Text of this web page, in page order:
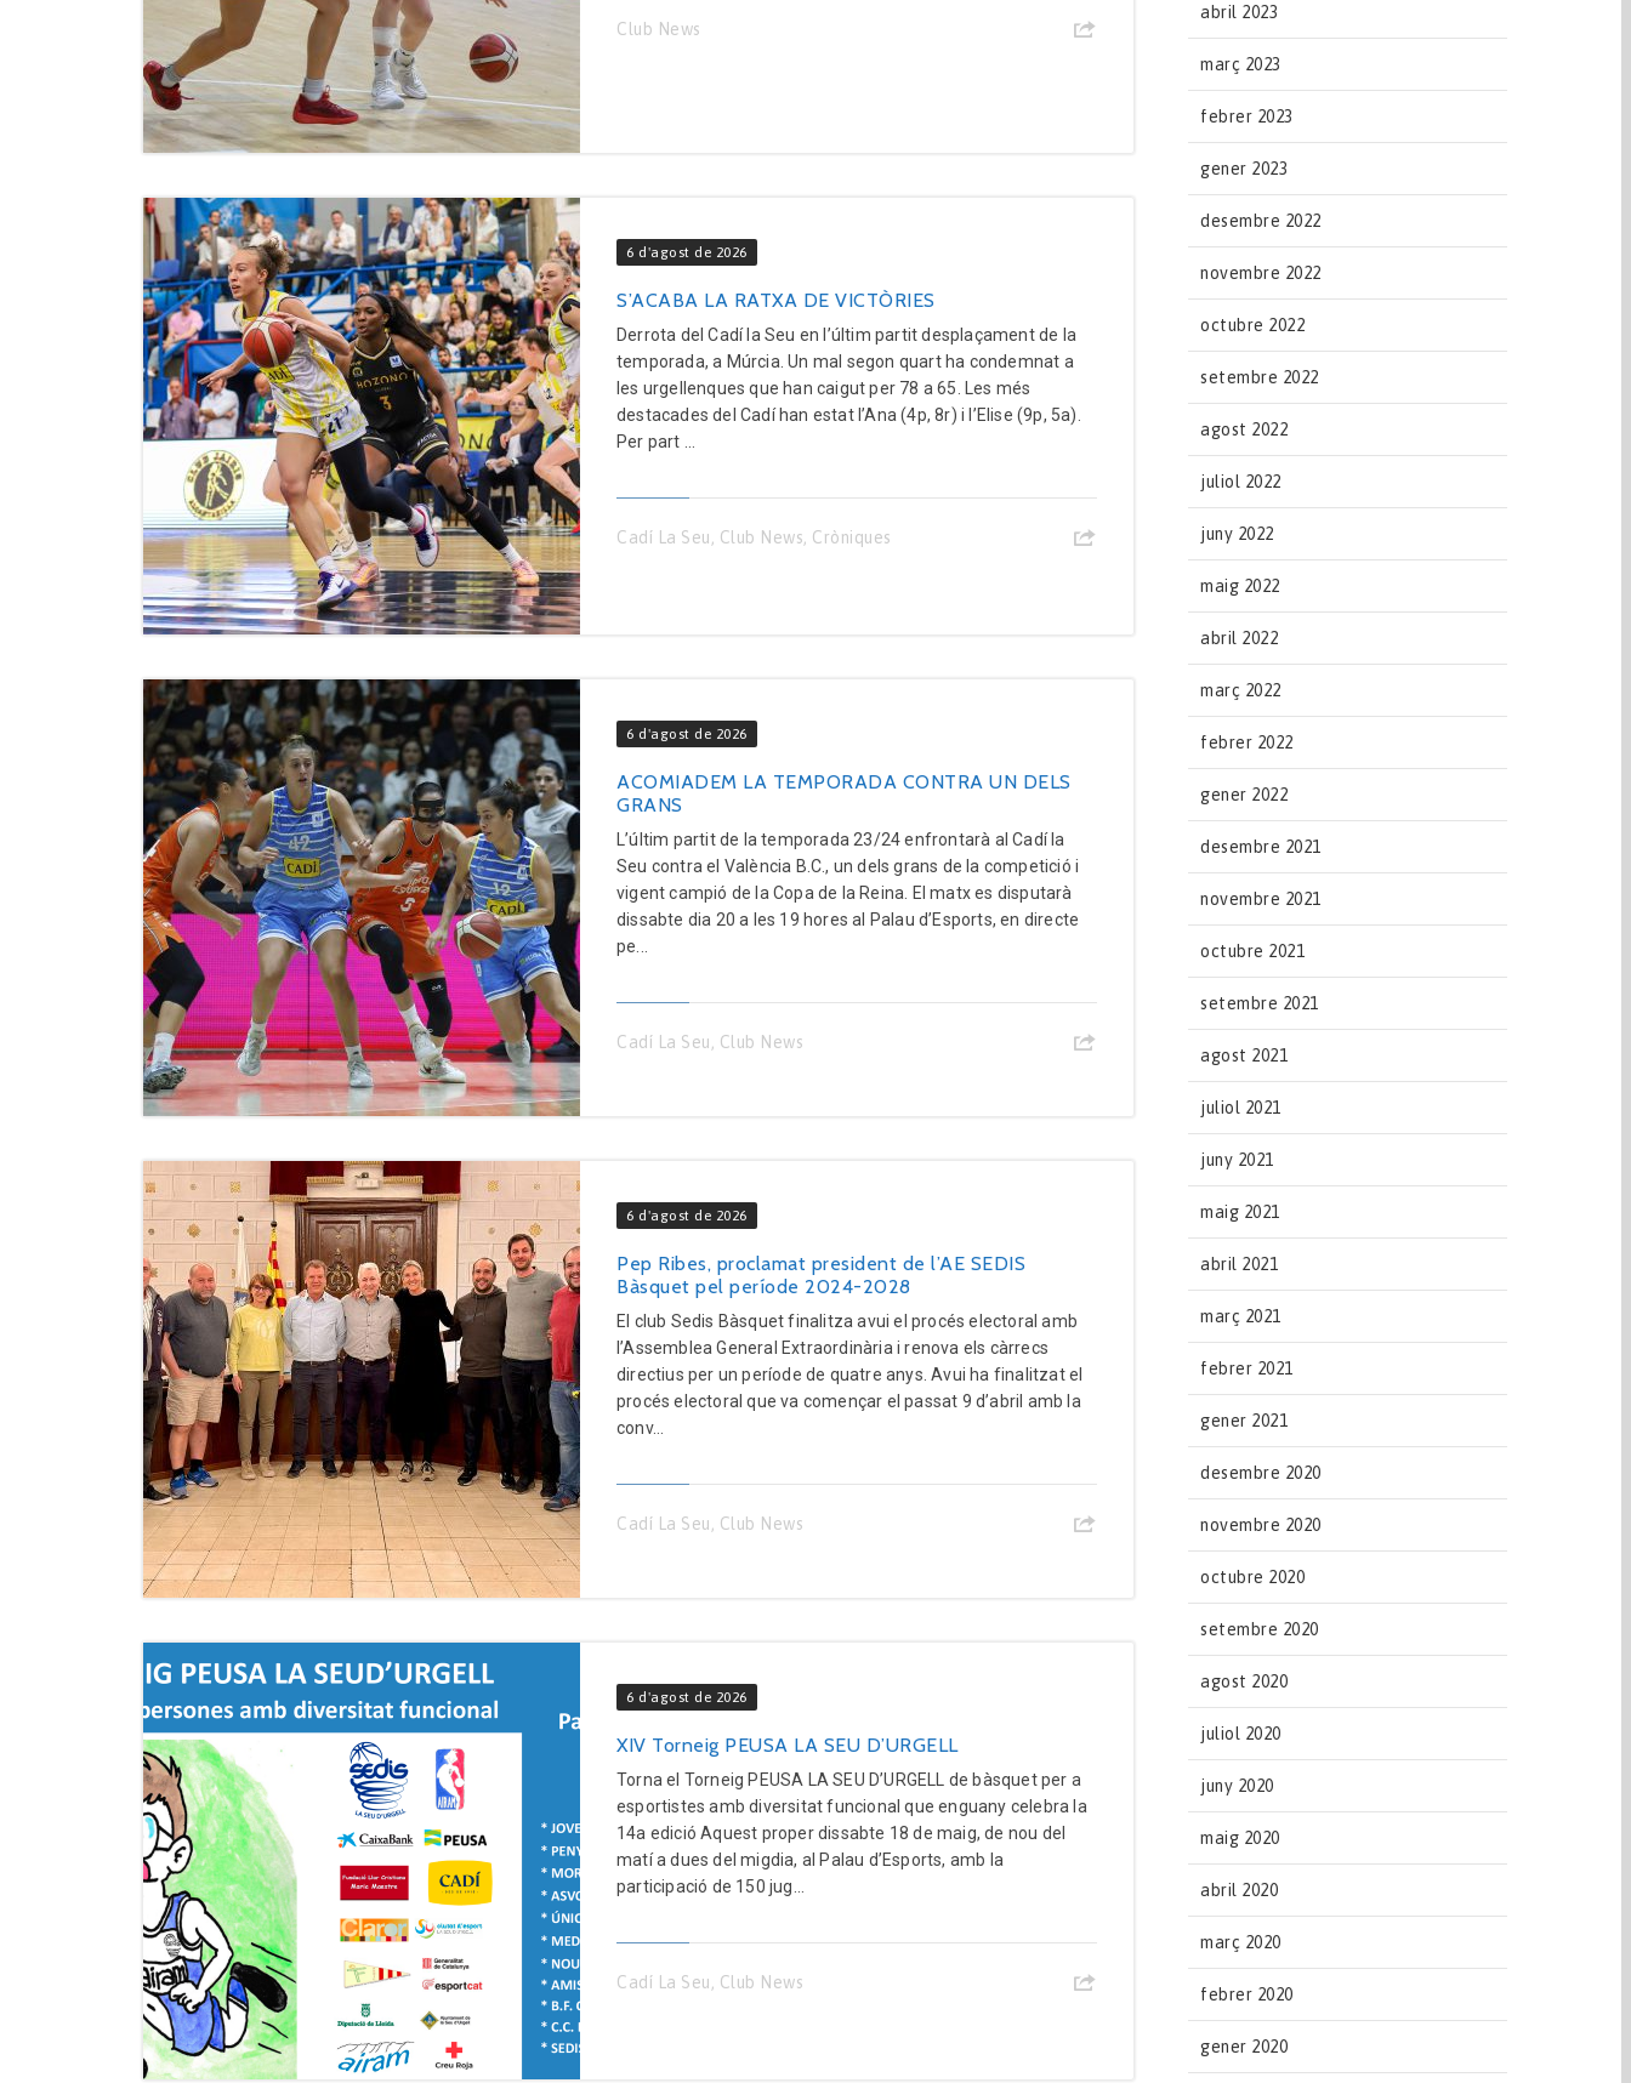
Club News
6 d'agost de 2026
S’ACABA LA RATXA DE VICTÒRIES
Derrota del Cadí la Seu en l’últim partit desplaçament de la
temporada, a Múrcia. Un mal segon quart ha condemnat a
les urgellenques que han caigut per 78 a 65. Les més
destacades del Cadí han estat l’Ana (4p, 8r) i l’Elise (9p, 5a).
Per part ...
Cadí La Seu Club News Cròniques
6 d'agost de 2026
ACOMIADEM LA TEMPORADA CONTRA UN DELS
GRANS
L’últim partit de la temporada 23/24 enfrontarà al Cadí la
Seu contra el València B.C., un dels grans de la competició i
vigent campió de la Copa de la Reina. El matx es disputarà
dissabte dia 20 a les 19 hores al Palau d’Esports, en directe
pe...
Cadí La Seu Club News
6 d'agost de 2026
Pep Ribes, proclamat president de l’AE SEDIS
Bàsquet pel període 2024-2028
El club Sedis Bàsquet finalitza avui el procés electoral amb
l’Assemblea General Extraordinària i renova els càrrecs
directius per un període de quatre anys. Avui ha finalitzat el
procés electoral que va començar el passat 9 d’abril amb la
conv...
Cadí La Seu Club News
6 d'agost de 2026
XIV Torneig PEUSA LA SEU D’URGELL
Torna el Torneig PEUSA LA SEU D’URGELL de bàsquet per a
esportistes amb diversitat funcional que enguany celebra la
14a edició Aquest proper dissabte 18 de maig, de nou del
matí a dues del migdia, al Palau d’Esports, amb la
participació de 150 jug...
Cadí La Seu Club News
abril 2023
març 2023
febrer 2023
gener 2023
desembre 2022
novembre 2022
octubre 2022
setembre 2022
agost 2022
juliol 2022
juny 2022
maig 2022
abril 2022
març 2022
febrer 2022
gener 2022
desembre 2021
novembre 2021
octubre 2021
setembre 2021
agost 2021
juliol 2021
juny 2021
maig 2021
abril 2021
març 2021
febrer 2021
gener 2021
desembre 2020
novembre 2020
octubre 2020
setembre 2020
agost 2020
juliol 2020
juny 2020
maig 2020
abril 2020
març 2020
febrer 2020
gener 2020